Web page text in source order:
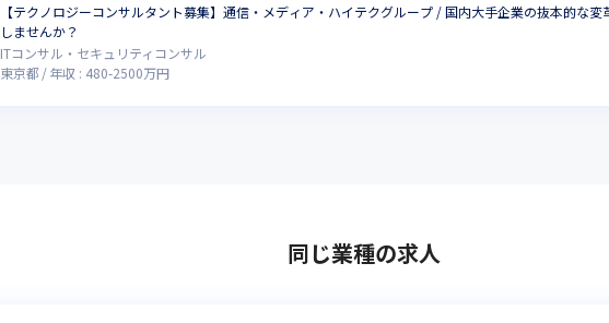
【テクノロジーコンサルタント募集】通信・メディア・ハイテクグループ / 国内大手企業の抜本的な
しませんか？
ITコンサル・セキュリティコンサル
東京都
年収 : 480-2500万円
同じ業種の求人